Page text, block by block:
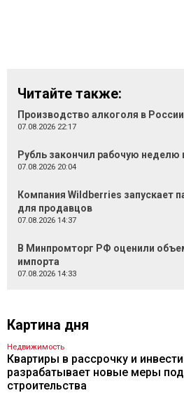
Читайте также:
Производство алкоголя в
07.08.2026 22:17
Рубль закончил рабочую неделю
07.08.2026 20:04
Компания Wildberries запускает
для продавцов
07.08.2026 14:37
В Минпромторг РФ оценили
импорта
07.08.2026 14:33
Картина дня
Недвижимость
Квартиры в рассрочку и
разрабатывает новые меры
строительства